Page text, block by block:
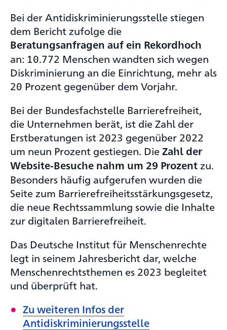
Bei der Antidiskriminierungsstelle stiegen
dem Bericht zufolge die
Beratungsanfragen auf ein Rekordhoch
an: 10.772 Menschen wandten sich wegen
Diskriminierung an die Einrichtung, mehr als
20 Prozent gegenüber dem Vorjahr.
Bei der Bundesfachstelle Barrierefreiheit,
die Unternehmen berät, ist die Zahl der
Erstberatungen ist 2023 gegenüber 2022
um neun Prozent gestiegen. DieZahl der
Website-Besuche nahm um 29 Prozentzu.
Besonders häufig aufgerufen wurden die
Seite zum Barrierefreiheitsstärkungsgesetz,
die neue Rechtssammlung sowie die Inhalte
zur digitalen Barrierefreiheit.
Das Deutsche Institut für Menschenrechte
legt in seinem Jahresbericht dar, welche
Menschenrechtsthemen es 2023 begleitet
und überprüft hat.
Zu weiteren Infos der
Antidiskriminierungsstelle